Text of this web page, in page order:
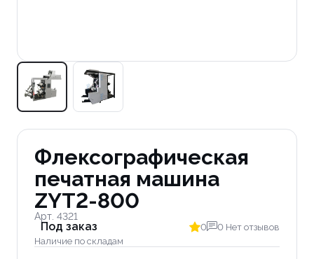
Флексографическая
печатная машина
ZYT2-800
Арт. 4321
Под заказ
Наличие по складам
0 0 Нет отзывов